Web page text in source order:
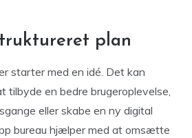
plan
starter med en idé. Det kan
en bedre brugeroplevelse,
eller skabe en ny digital
bureau hjælper med at omsætte